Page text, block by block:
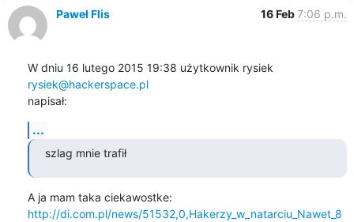
Paweł Flis
16 Feb7:06 p.m.
rysiek@hackerspace.pl
napisał:
...
szlag mnie trafił
http://di.com.pl/news/51532,0,Hakerzy_w_natarciu_Nawet_8